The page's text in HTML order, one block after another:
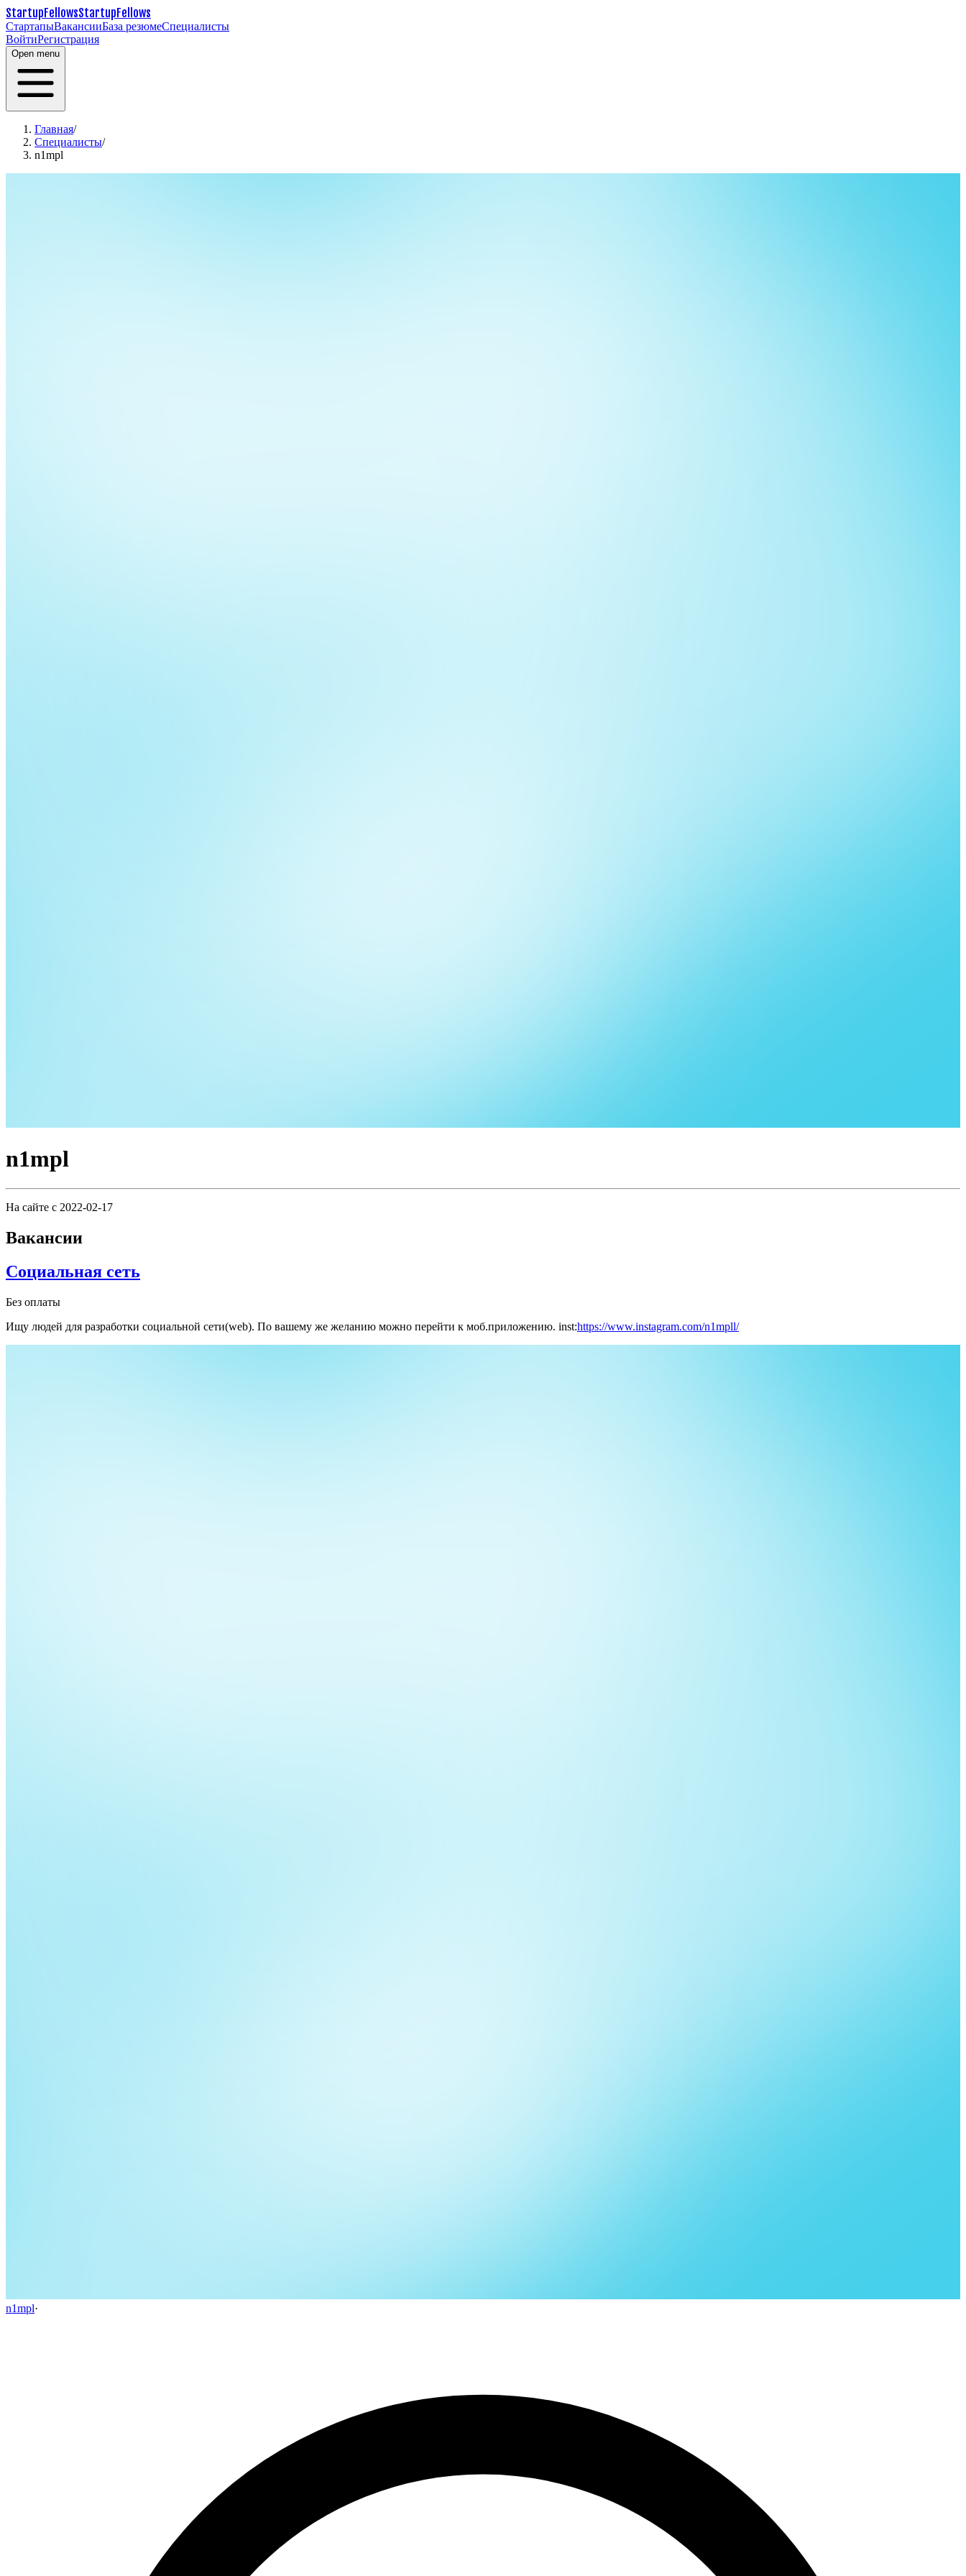
StartupFellowsStartupFellows
СтартапыВакансииБаза резюмеСпециалисты
ВойтиРегистрация
Open menu
Главная/
Специалисты/
n1mpl
n1mpl
На сайте с 2022-02-17
Вакансии
Социальная сеть
Без оплаты
Ищу людей для разработки социальной сети(web). По вашему же желанию можно перейти к моб.приложению. inst:https://www.instagram.com/n1mpll/
n1mpl·